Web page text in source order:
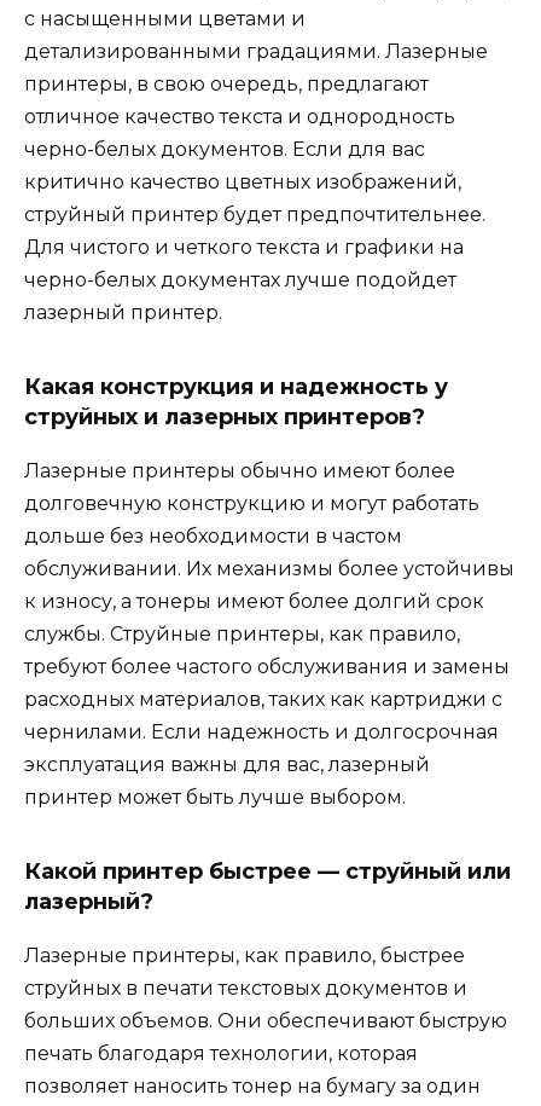
с насыщенными цветами и
детализированными градациями. Лазерные
принтеры, в свою очередь, предлагают
отличное качество текста и однородность
черно-белых документов. Если для вас
критично качество цветных изображений,
струйный принтер будет предпочтительнее.
Для чистого и четкого текста и графики на
черно-белых документах лучше подойдет
лазерный принтер.
Какая конструкция и надежность у
струйных и лазерных принтеров?
Лазерные принтеры обычно имеют более
долговечную конструкцию и могут работать
дольше без необходимости в частом
обслуживании. Их механизмы более устойчивы
к износу, а тонеры имеют более долгий срок
службы. Струйные принтеры, как правило,
требуют более частого обслуживания и замены
расходных материалов, таких как картриджи с
чернилами. Если надежность и долгосрочная
эксплуатация важны для вас, лазерный
принтер может быть лучше выбором.
Какой принтер быстрее — струйный или
лазерный?
Лазерные принтеры, как правило, быстрее
струйных в печати текстовых документов и
больших объемов. Они обеспечивают быструю
печать благодаря технологии, которая
позволяет наносить тонер на бумагу за один